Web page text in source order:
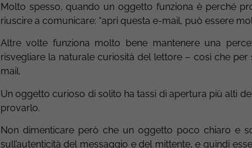
Molto spesso, quando un oggetto funziona è perché
riuscire a comunicare: “apri questa e-mail, può essere
Altre volte funziona molto bene mantenere una
risvegliare la naturale curiosità del lettore – così che
mail.
Un oggetto curioso di solito ha tassi di apertura più alti
provarlo.
Non dimenticare però che un oggetto poco chiaro e
sull’autenticità del messaggio e del mittente, e quindi